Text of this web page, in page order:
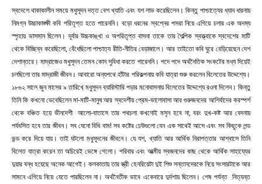
স্বদেশে থাকাকালীন সময়ে মধুসূদন দত্ত বেশ খ্যাতি এবং যশ লাভ করেছিলেন। কিন্তু পাশ্চাত্যের ধ্যান ধারনায়
নিমগ্ন উচ্চাকাঙ্ক্ষী কবি পরিতৃপ্ত হতে পারেননি। বড়ো ধরনের স্বপ্নের পসরা নিয়ে এগিয়ে চলার এক অদম্য
স্পৃহায় ভাসমান ছিলেন। দূর্বার উচ্চকাঙ্খা ও অপরিতৃপ্ত বাসনা তাকে তার শৈল্পিক স্বত্ত্বাকে স্বদেশের মাটি
থেকে বিচ্ছিন্ন করেছিলো, বেঁধেছিলো পাশ্চাত্য রীতি-নীতির বেড়াজালে। আর তাইতো কবি ঘুরে বেড়িয়েছেন দেশ
দেশান্তরে। মাদ্রাজেও মধুসূদন তেমন কোন সুবিধা করতে পারেননি। পদে পদে অর্থনৈতিক সংকটের মধ্য দিয়েই
চলছিলো তার মাদ্রাজী জীবন। আবারো অন্যপথে হাঁটার পরিকল্পনায় কবি যাত্রা শুরু করলেন বিলেতের উদ্দেশ্যে।
১৮৬২ সালে জুন মাসের ৯ তারিখে মধুসূদন ব্যারিস্টারি পড়ার মনোবাসনায় বিলেতের উদ্দেশ্যে রওনা দিলেন। কিন্তু
তিনি কি কখনো ভেবেছিলেন মা-মাটি-মানুষ আর স্বদেশীয় প্রেম-ভালোবাসা আর গুরুজনদের আশির্বাদের করস্পর্শ
থেকে বঞ্চিত হয়ে ভীনদেশী আলো-বাতাসে তার পথচলা কখনোই মসৃন হবে না, বরং দুখ-কষ্ট আর বেদনায়
পর্যবসিত হবে তার জীবন। সব যেনো বিধি বাম! সব কষ্টের ঢেউগুলো যেন এক সাথেই আসে এবং সব কিছুকে লন্ড
ভন্ড করে দিয়ে যায়। তাই ঘটলো মধুসূদনের জীবনে। যে যশ, খ্যাতি আর আর্থিক নিরাপত্তার আশ্বাসে তিনি
বিলেত যাত্রা করেন তা অচিরেই ভেঙ্গে গেলো। পরিবার এবং আত্মীয় স্বজনদের কাছ থেকে আর্থিক সাহায্যের
দুয়ার বন্ধ হয়েছে অনেক আগেই। কলকাতায় তার স্ত্রী হেনরিয়েটা দুই শিশু সন্তানদেরকে নিয়ে সংসারটাকে আর
সামনে এগিয়ে নিয়ে যেতে পারছিলেন না। অর্থনৈতীক ভাবে একেবারে দুর্দশায় ছিলেন। শেষ পর্যন্ত নিত্যন্ত